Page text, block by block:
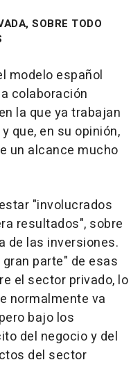
SOBRE TODO
modelo español
colaboración
la que ya trabajan
que, en su opinión,
un alcance mucho
"involucrados
resultados", sobre
de las inversiones.
parte" de esas
el sector privado, lo
normalmente va
bajo los
del negocio y del
del sector